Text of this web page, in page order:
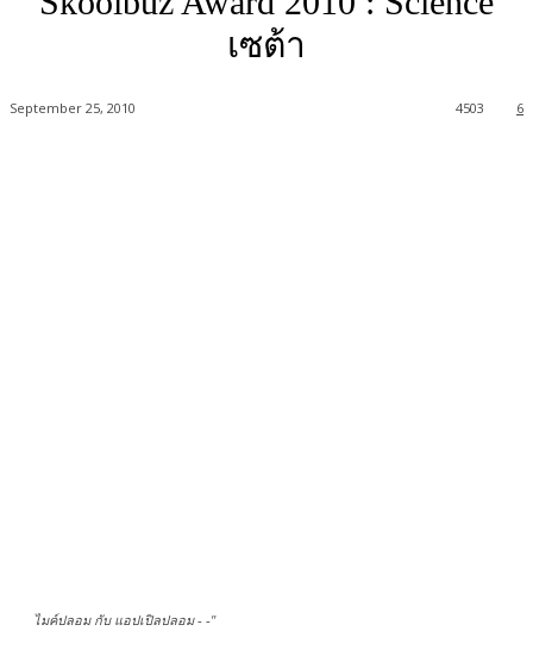
เซต้า
September 25, 2010 6
4503
ไมค์ปลอม กับ แอปเปิลปลอม - -''